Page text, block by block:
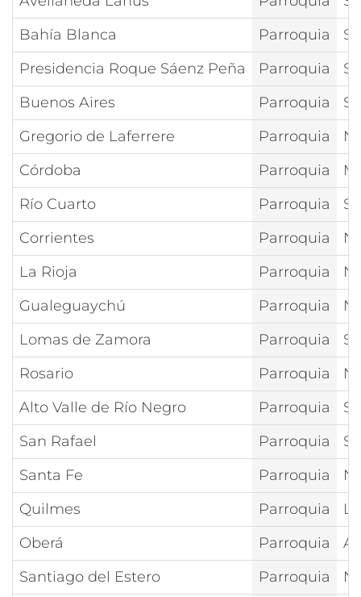
Bahía Blanca
Parroquia
Presidencia Roque Sáenz Peña
Parroquia
Buenos Aires
Parroquia
Gregorio de Laferrere
Parroquia
Córdoba
Parroquia
Río Cuarto
Parroquia
Corrientes
Parroquia
La Rioja
Parroquia
Gualeguaychú
Parroquia
Lomas de Zamora
Parroquia
Rosario
Parroquia
Alto Valle de Río Negro
Parroquia
San Rafael
Parroquia
Santa Fe
Parroquia
Quilmes
Parroquia
Oberá
Parroquia
Santiago del Estero
Parroquia